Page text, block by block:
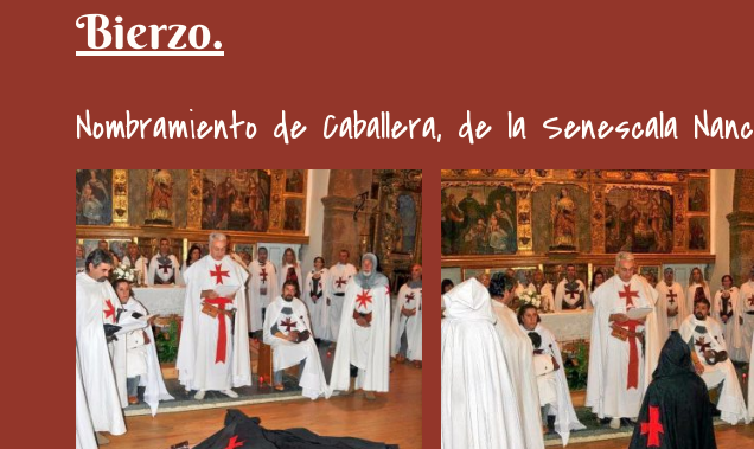
Bierzo.
Nombramiento de Caballera, de la Senescala